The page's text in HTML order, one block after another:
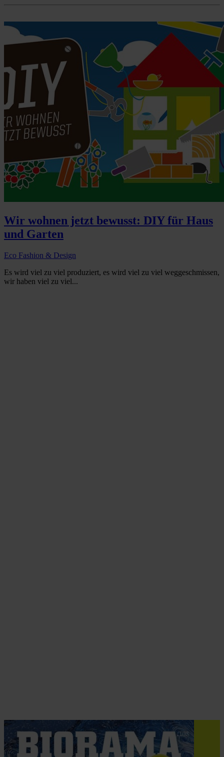
Wir wohnen jetzt bewusst: DIY für Haus
und Garten
Eco Fashion & Design
Es wird viel zu viel produziert, es wird viel zu viel weggeschmissen,
wir haben viel zu viel...